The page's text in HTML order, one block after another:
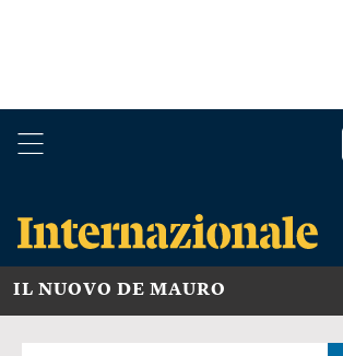
IL NUOVO DE MAURO